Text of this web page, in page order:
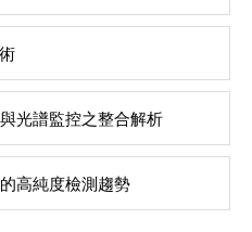
光譜監控之整合解析
高純度檢測趨勢